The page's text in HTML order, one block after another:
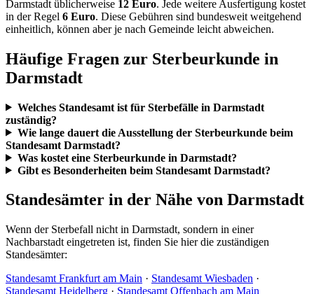
Darmstadt üblicherweise 12 Euro. Jede weitere Ausfertigung kostet
in der Regel 6 Euro. Diese Gebühren sind bundesweit weitgehend
einheitlich, können aber je nach Gemeinde leicht abweichen.
Häufige Fragen zur Sterbeurkunde in
Darmstadt
Welches Standesamt ist für Sterbefälle in Darmstadt
zuständig?
Wie lange dauert die Ausstellung der Sterbeurkunde beim
Standesamt Darmstadt?
Was kostet eine Sterbeurkunde in Darmstadt?
Gibt es Besonderheiten beim Standesamt Darmstadt?
Standesämter in der Nähe von Darmstadt
Wenn der Sterbefall nicht in Darmstadt, sondern in einer
Nachbarstadt eingetreten ist, finden Sie hier die zuständigen
Standesämter:
Standesamt Frankfurt am Main · Standesamt Wiesbaden ·
Standesamt Heidelberg · Standesamt Offenbach am Main